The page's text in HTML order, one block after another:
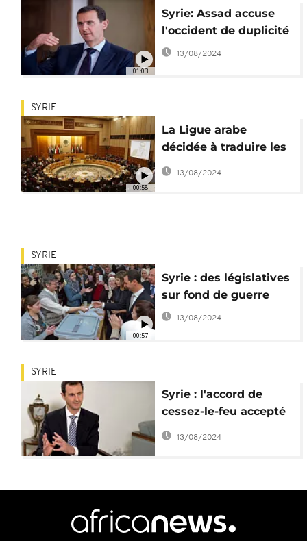
01:03
Syrie: Assad accuse
l'occident de duplicité
13/08/2024
00:58
SYRIE
La Ligue arabe
décidée à traduire les
responsables des
violences en Syrie en
13/08/2024
00:57
SYRIE
Syrie : des législatives
sur fond de guerre
13/08/2024
SYRIE
Syrie : l'accord de
cessez-le-feu accepté
par Bachar el-Assad
13/08/2024